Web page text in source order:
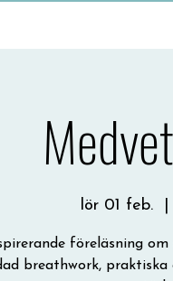
lör 01 feb.
  |
föreläsning
breathwork,